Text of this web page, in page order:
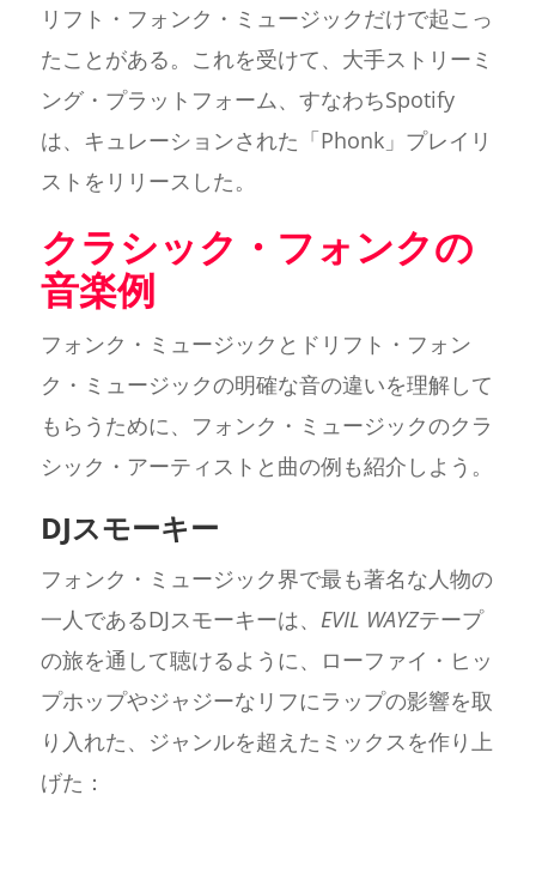
リフト・フォンク・ミュージックだけで起こっ
たことがある。これを受けて、大手ストリーミ
ング・プラットフォーム、すなわちSpotify
は、キュレーションされた「Phonk」プレイリ
ストをリリースした。
クラシック・フォンクの
音楽例
フォンク・ミュージックとドリフト・フォン
ク・ミュージックの明確な音の違いを理解して
もらうために、フォンク・ミュージックのクラ
シック・アーティストと曲の例も紹介しよう。
DJスモーキー
フォンク・ミュージック界で最も著名な人物の
一人であるDJスモーキーは、 EVIL WAYZテープ
の旅を通して聴けるように、ローファイ・ヒッ
プホップやジャジーなリフにラップの影響を取
り入れた、ジャンルを超えたミックスを作り上
げた：